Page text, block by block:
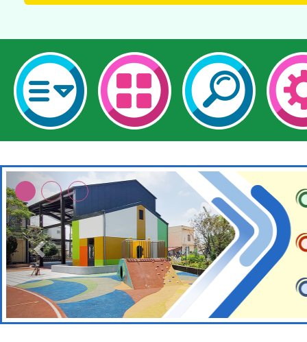
轉知經濟部水利署委託財
研究院辦理「115年表揚
115年8月22日(星期六)辦